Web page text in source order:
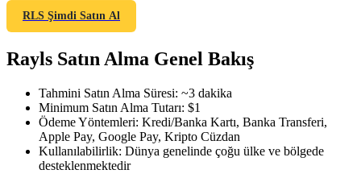
COIN-M Vadeli İşlemleri
TradFi
Hisse senetleri, döviz, değerli metaller ve emtia türevleri
RLS Şimdi Satın Al
Rayls Satın Alma Genel Bakış
Tahmini Satın Alma Süresi: ~3 dakika
Minimum Satın Alma Tutarı: $1
Ödeme Yöntemleri: Kredi/Banka Kartı, Banka Transferi,
Apple Pay, Google Pay, Kripto Cüzdan
Kullanılabilirlik: Dünya genelinde çoğu ülke ve bölgede
desteklenmektedir